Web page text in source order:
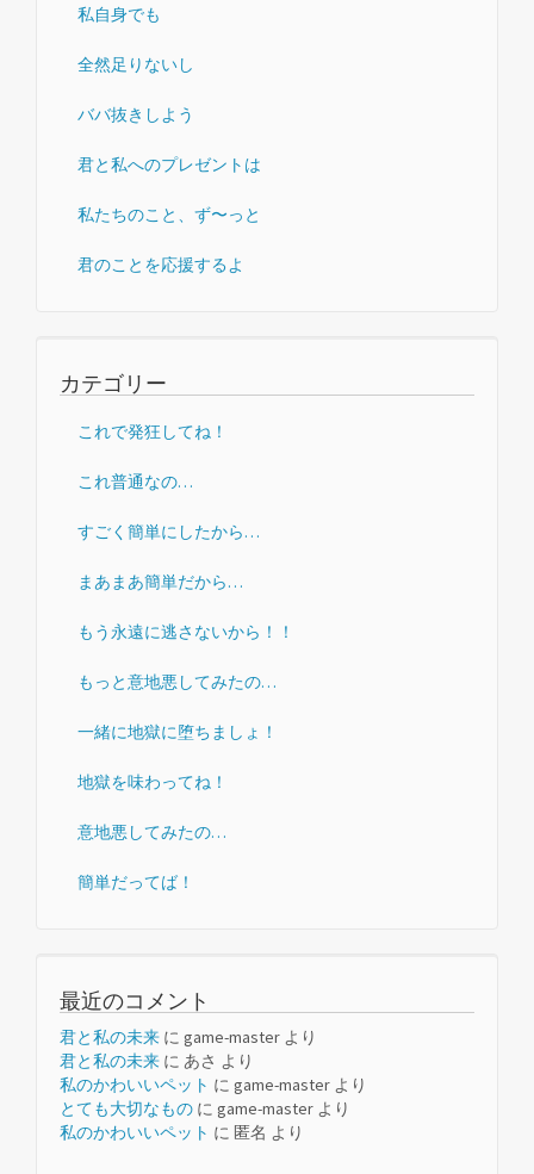
私自身でも
全然足りないし
ババ抜きしよう
君と私へのプレゼントは
私たちのこと、ず〜っと
君のことを応援するよ
カテゴリー
これで発狂してね！
これ普通なの…
すごく簡単にしたから…
まあまあ簡単だから…
もう永遠に逃さないから！！
もっと意地悪してみたの…
一緒に地獄に堕ちましょ！
地獄を味わってね！
意地悪してみたの…
簡単だってば！
最近のコメント
君と私の未来 に game-master より
君と私の未来 に あさ より
私のかわいいペット に game-master より
とても大切なもの に game-master より
私のかわいいペット に 匿名 より